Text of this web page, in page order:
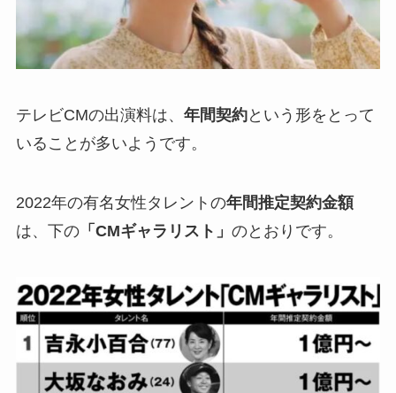
テレビCMの出演料は、 年間契約という形をとって
いることが多いようです。
2022年の有名女性タレントの年間推定契約金額
は、下の「CMギャラリスト」 のとおりです。